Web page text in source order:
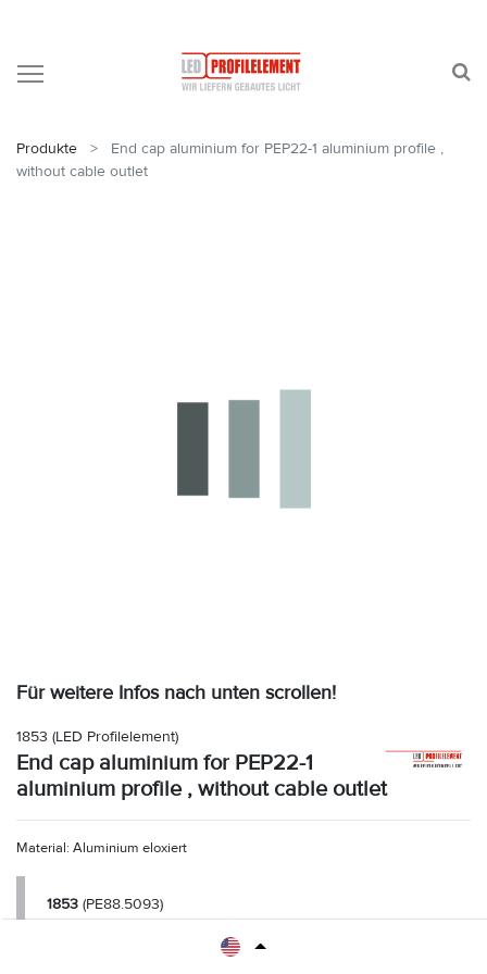
Produkte
End cap aluminium for PEP22-1 aluminium profile ,
without cable outlet
Für weitere Infos nach unten scrollen!
1853 (LED Profilelement)
End cap aluminium for PEP22-1
aluminium profile , without cable outlet
Material: Aluminium eloxiert
1853 (PE88.5093)
Endkappe Aluminium für PEP22-1 Aluminiumprofil , ohne